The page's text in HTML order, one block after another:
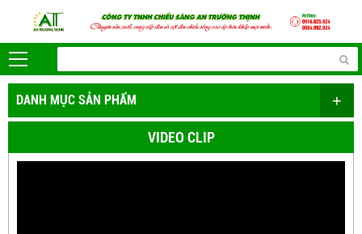
DANH MỤC SẢN PHẨM +
VIDEO CLIP